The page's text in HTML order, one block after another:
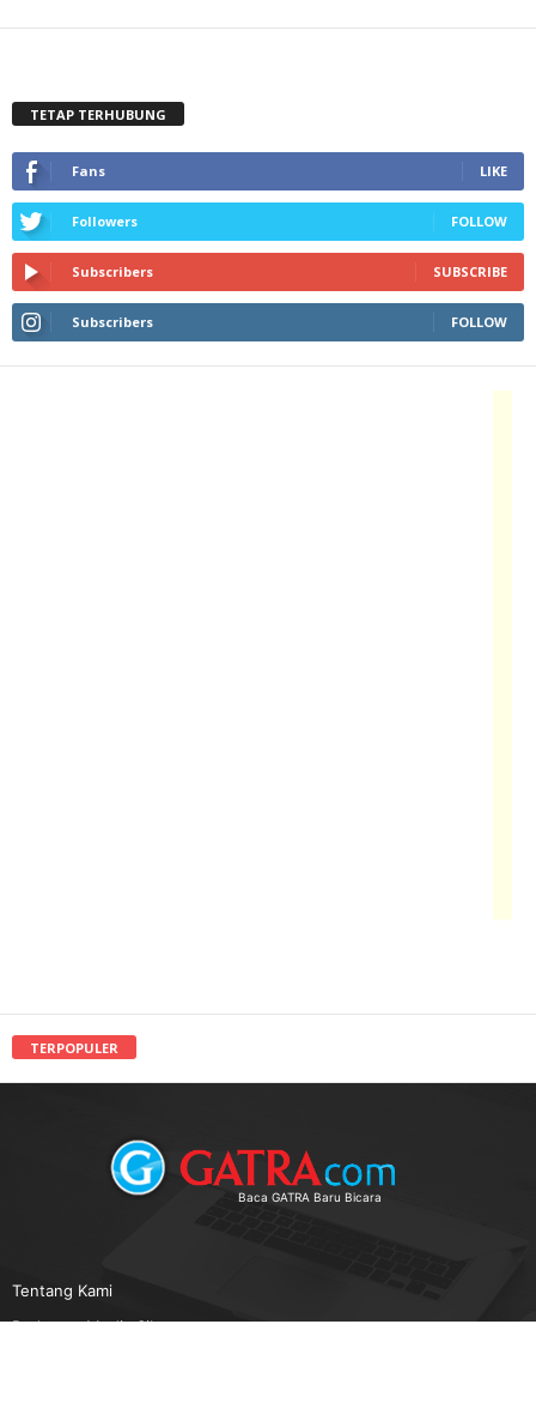
TETAP TERHUBUNG
Fans LIKE
Followers FOLLOW
Subscribers SUBSCRIBE
Subscribers FOLLOW
TERPOPULER
Baca GATRA Baru Bicara
Tentang Kami
Pedoman Media Siber